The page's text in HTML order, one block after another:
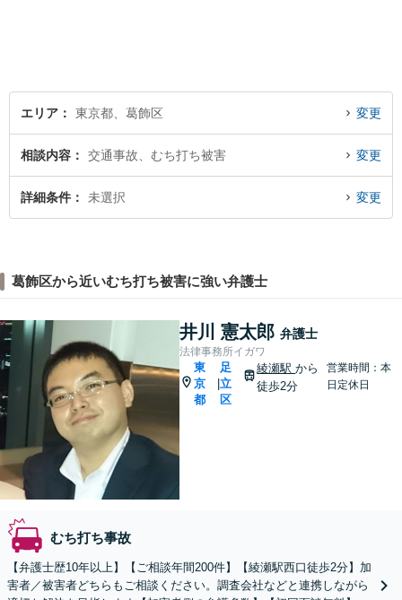
エリア 東京都、葛飾区 変更
相談内容 交通事故、むち打ち被害 変更
詳細条件 未選択 変更
葛飾区から近いむち打ち被害に強い弁護士
井川 憲太郎 弁護士
法律事務所イガワ
東
京
都
足
立
区
綾瀬駅から
徒歩2分
営業時間：本
日定休日
むち打ち事故
【弁護士歴10年以上】【ご相談年間200件】【綾瀬駅西口徒歩2分】加
害者／被害者どちらもご相談ください。調査会社などと連携しながら